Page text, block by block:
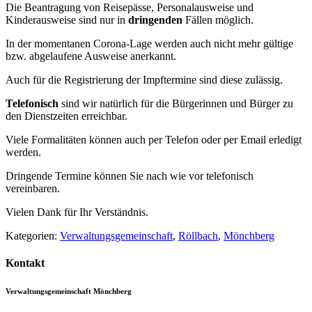
Die Beantragung von Reisepässe, Personalausweise und
Kinderausweise sind nur in dringenden Fällen möglich.
In der momentanen Corona-Lage werden auch nicht mehr gültige
bzw. abgelaufene Ausweise anerkannt.
Auch für die Registrierung der Impftermine sind diese zulässig.
Telefonisch sind wir natürlich für die Bürgerinnen und Bürger zu
den Dienstzeiten erreichbar.
Viele Formalitäten können auch per Telefon oder per Email erledigt
werden.
Dringende Termine können Sie nach wie vor telefonisch
vereinbaren.
Vielen Dank für Ihr Verständnis.
Kategorien: Verwaltungsgemeinschaft, Röllbach, Mönchberg
Kontakt
Verwaltungsgemeinschaft Mönchberg